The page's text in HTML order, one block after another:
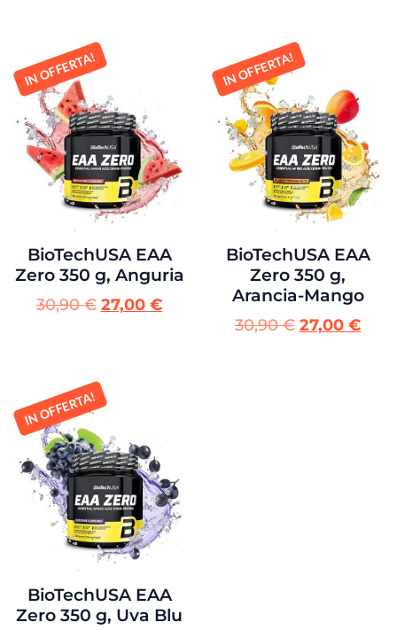
IN OFFERTA!
BioTechUSA EAA
Zero 350 g, Anguria
30,90€ 27,00 €
IN OFFERTA!
BioTechUSA EAA
Zero 350 g,
Arancia-Mango
30,90€ 27,00 €
IN OFFERTA!
BioTechUSA EAA
Zero 350 g, Uva Blu